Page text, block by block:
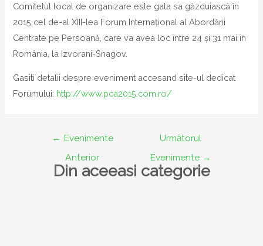
Comitetul local de organizare este gata sa găzduiască în
2015 cel de-al XIII-lea Forum Internațional al Abordării
Centrate pe Persoană, care va avea loc între 24 și 31 mai în
România, la Izvorani-Snagov.
Gasiti detalii despre eveniment accesand site-ul dedicat
Forumului: http://www.pca2015.com.ro/
Navigare
articole
← Evenimente
Anterior
Următorul
Evenimente →
Din aceeasi categorie